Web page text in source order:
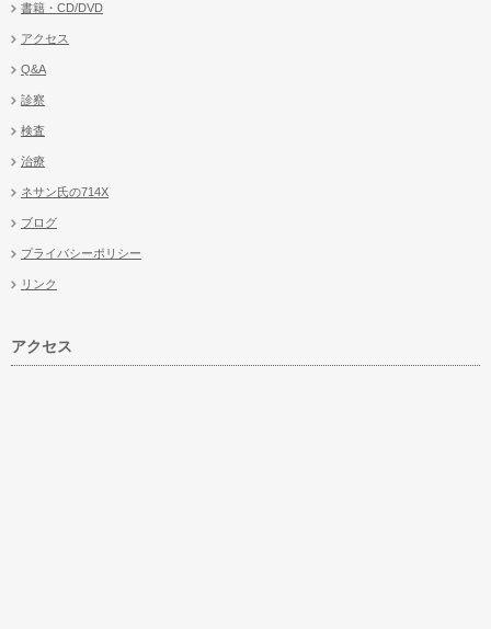
書籍・CD/DVD
アクセス
Q&A
診察
検査
治療
ネサン氏の714X
ブログ
プライバシーポリシー
リンク
アクセス